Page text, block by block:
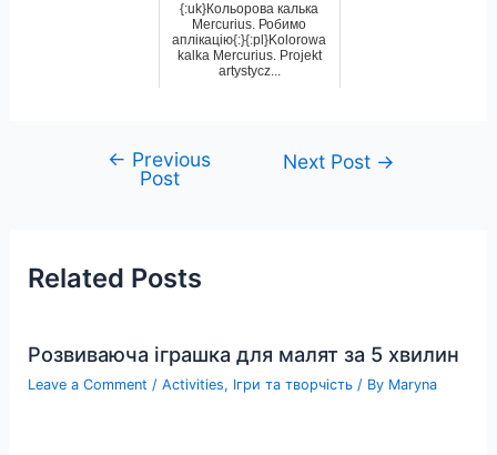
{:uk}Кольорова калька
Mercurius. Робимо
аплікацію{:}{:pl}Kolorowa
kalka Mercurius. Projekt
artystycz...
navigation
← Previous
Post
Next Post →
Related Posts
Розвиваюча іграшка для малят за 5 хвилин
Leave a Comment /Activities, Ігри та творчість / By Maryna